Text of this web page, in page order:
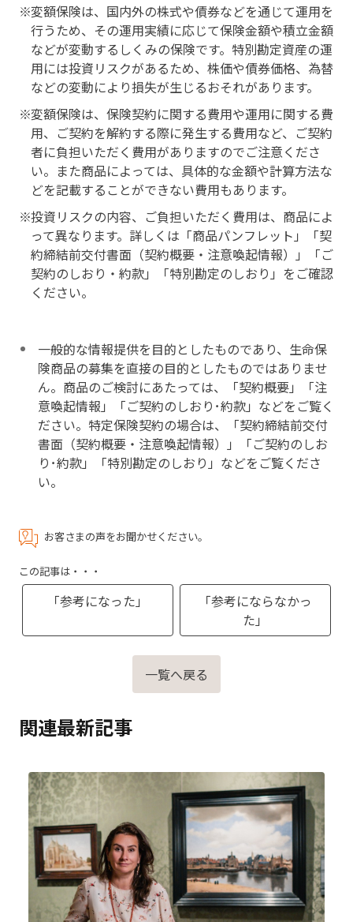
変額保険は、国内外の株式や債券などを通じて運用を
行うため、その運用実績に応じて保険金額や積立金額
などが変動するしくみの保険です。特別勘定資産の運
用には投資リスクがあるため、株価や債券価格、為替
などの変動により損失が生じるおそれがあります。
変額保険は、保険契約に関する費用や運用に関する費
用、ご契約を解約する際に発生する費用など、ご契約
者に負担いただく費用がありますのでご注意くださ
い。また商品によっては、具体的な金額や計算方法な
どを記載することができない費用もあります。
投資リスクの内容、ご負担いただく費用は、商品によ
って異なります。詳しくは「商品パンフレット」「契
約締結前交付書面（契約概要・注意喚起情報）」「ご
契約のしおり・約款」「特別勘定のしおり」をご確認
ください。
一般的な情報提供を目的としたものであり、生命保
険商品の募集を直接の目的としたものではありませ
ん。商品のご検討にあたっては、「契約概要」「注
意喚起情報」「ご契約のしおり･約款」などをご覧く
ださい。特定保険契約の場合は、「契約締結前交付
書面（契約概要・注意喚起情報）」「ご契約のしお
り･約款」「特別勘定のしおり」などをご覧くださ
い。
お客さまの声をお聞かせください。
この記事は・・・
「参考になった」
「参考にならなかっ
た」
一覧へ戻る
関連最新記事